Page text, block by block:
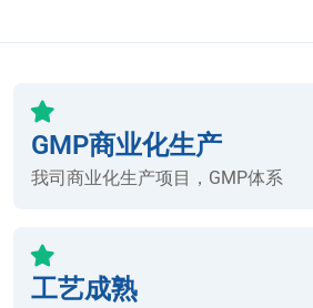
GMP商业化生产
我司商业化生产项目，GMP体系
工艺成熟